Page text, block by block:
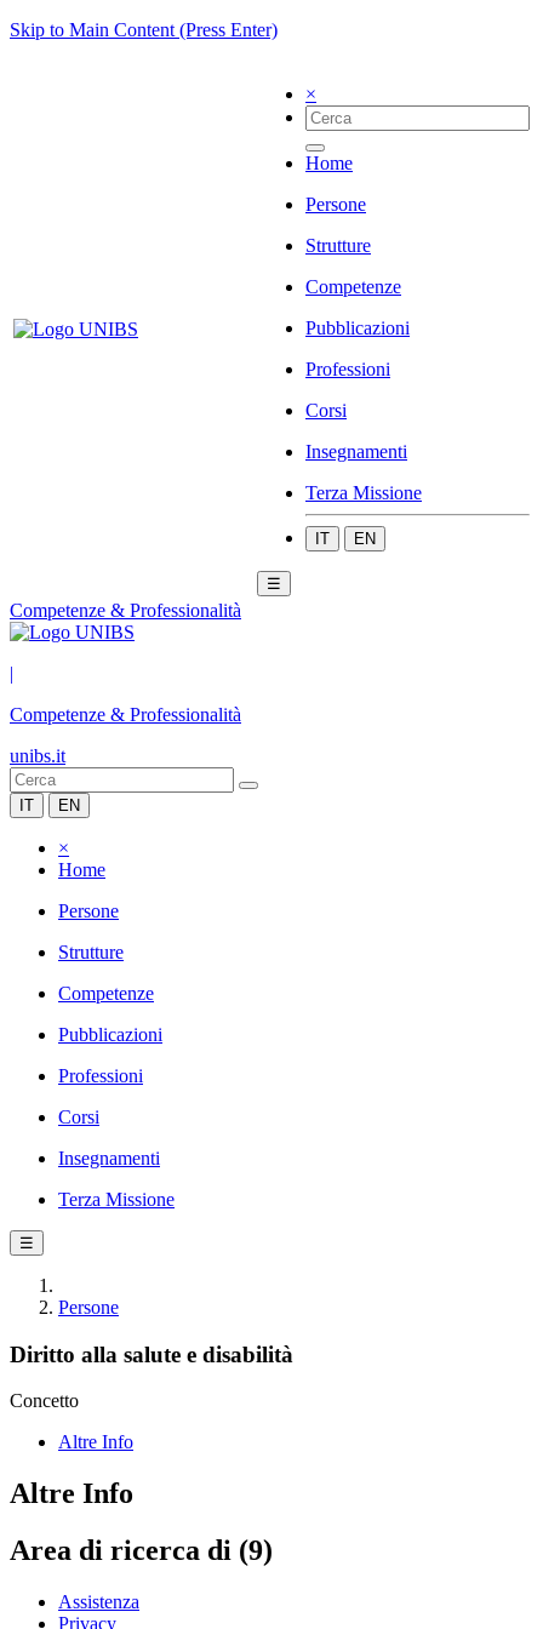
Skip to Main Content (Press Enter)
×
Home
Persone
Strutture
Competenze
Pubblicazioni
Professioni
Corsi
Insegnamenti
Terza Missione
IT EN
☰
Competenze & Professionalità
|
Competenze & Professionalità
unibs.it
IT EN
×
Home
Persone
Strutture
Competenze
Pubblicazioni
Professioni
Corsi
Insegnamenti
Terza Missione
☰
Persone
Diritto alla salute e disabilità
Concetto
Altre Info
Altre Info
Area di ricerca di (9)
Assistenza
Privacy